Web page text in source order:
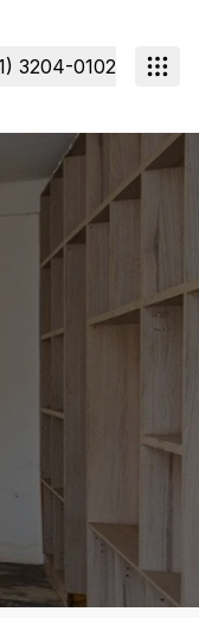
3204-0102